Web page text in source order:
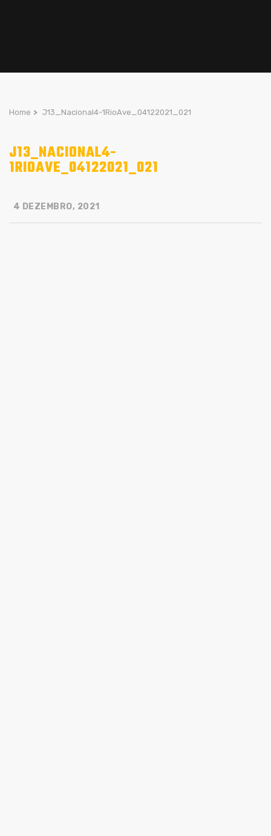
Home > J13_Nacional4-1RioAve_04122021_021
J13_NACIONAL4-
1RIOAVE_04122021_021
4 DEZEMBRO, 2021